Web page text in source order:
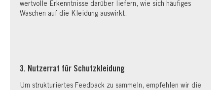
wertvolle Erkenntnisse darüber liefern, wie sich häufiges
Waschen auf die Kleidung auswirkt.
3. Nutzerrat für Schutzkleidung
Um strukturiertes Feedback zu sammeln, empfehlen wir die